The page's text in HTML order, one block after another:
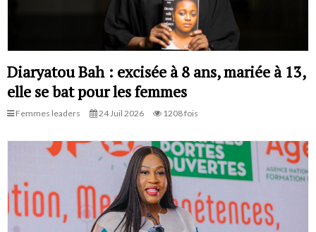
Diaryatou Bah : excisée à 8 ans, mariée à 13,
elle se bat pour les femmes
Femmes leaders 24 Juil 2026 1208 fois